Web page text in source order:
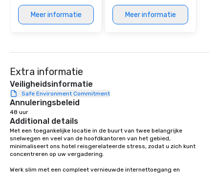
at various stops. Build Your Network
Our exclusive
experiences not only
ways to network, but
Meer informatie Meer informatie
Extra informatie
Veiligheidsinformatie
Safe Environment Commitment
Annuleringsbeleid
48 uur
Additional details
Met een toegankelijke locatie in de buurt van twee belangrijke
snelwegen en veel van de hoofdkantoren van het gebied,
minimaliseert ons hotel reisgerelateerde stress, zodat u zich kunt
concentreren op uw vergadering.
Werk slim met een compleet vernieuwde internettoegang en